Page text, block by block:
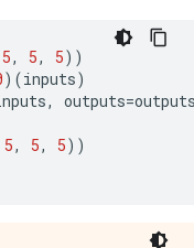
5, 5, 5))
)(inputs)
, outputs=
5, 5, 5))